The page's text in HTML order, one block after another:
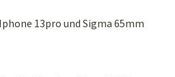
13pro und Sigma 65mm